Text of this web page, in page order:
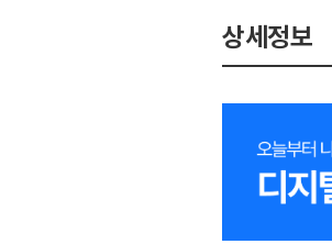
상세정보